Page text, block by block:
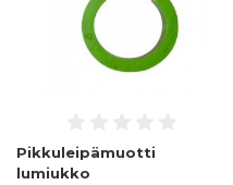
Pikkuleipämuotti
lumiukko